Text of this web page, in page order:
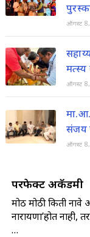
ऑगस्ट
मत्स्य
ऑगस्ट
संजय
ऑगस्ट
परफेक्ट अकॅडमी
मोठ मोठी किती नावे
नारायणा’होत नाही,
…